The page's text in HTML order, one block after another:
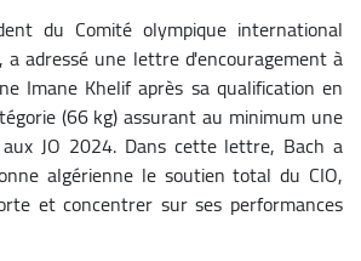
du Comité olympique international
a adressé une lettre d'encouragement à
Imane Khelif après sa qualification en
(66 kg) assurant au minimum une
JO 2024. Dans cette lettre, Bach a
algérienne le soutien total du CIO,
et concentrer sur ses performances